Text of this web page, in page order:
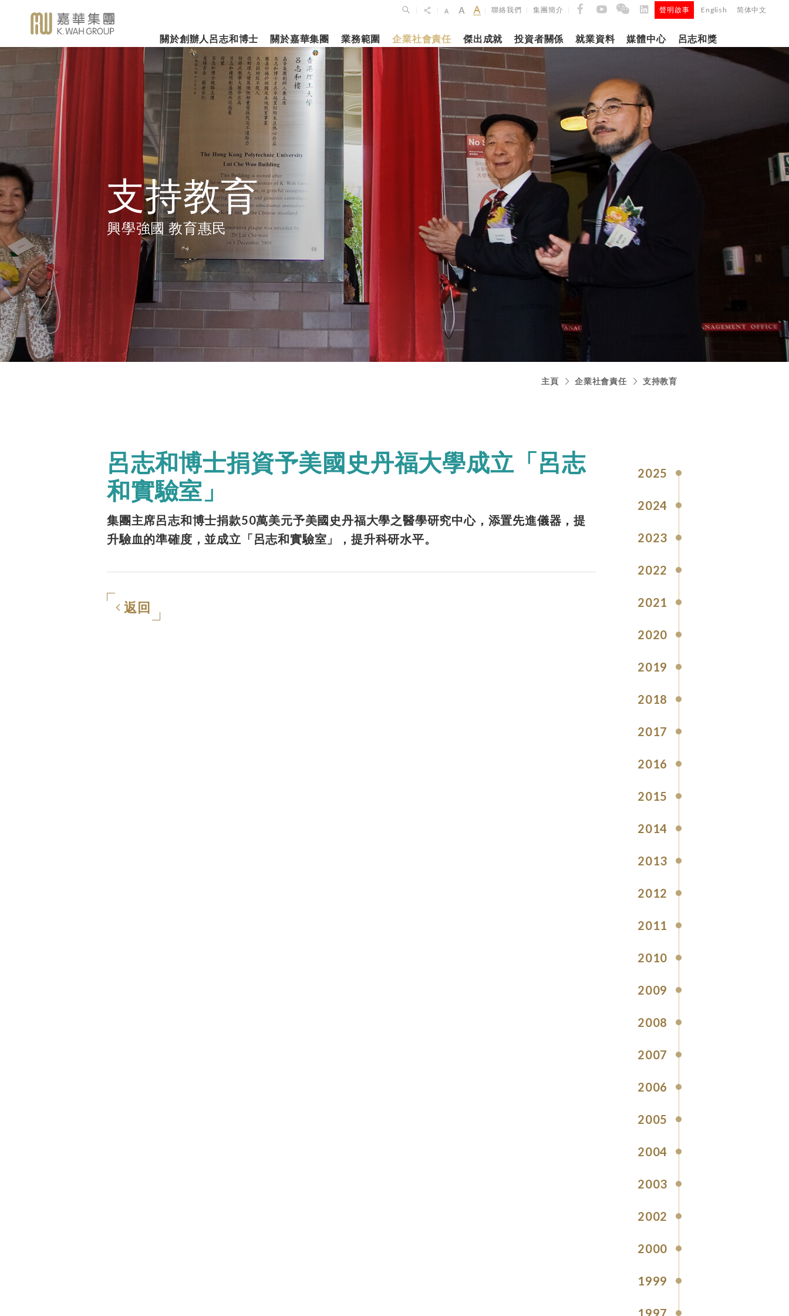
聯絡我們 集團簡介 聲明啟事 English 简体中文
關於創辦人呂志和博士
事業里程
關於嘉華集團
集團簡介
創辦人呂志和博士簡介
管理層
業務範圍
業務概覽
房地產 建築材料
企業社會責任
企業社會責任
樂助社群
環境保護
支持教育
推廣文康
關懷員工
環境、社會及管治報告
新聞焦點
2023年10月19日
上海交通大學「呂
志和科學園」正式
揭幕
更多內容
傑出成就 投資者關係
嘉華國際集團有限公司
（股份代號：00173）
銀河娛樂集團有限公司
（股份代號：00027）
投資者聯繫
就業資料
企業文化
工作與生活平衡
職位空缺
媒體中心
深切懷念呂志和
博士 - 消息發布
「一嘉人」專欄
新聞稿
《嘉天下通訊》
及專題故事
影片庫
圖片庫
媒體查詢
新聞焦點
2026年3月27日
嘉華國際公佈2025年全年
業績業務維持平穩發展
更多內容
2026年2月26日
銀娛公佈2025年第四季度
及全年業績
更多內容
呂志和獎
支持教育
興學強國 教育惠民
主頁 企業社會責任 支持教育
2025
2024
2023
2022
2021
2020
2019
2018
2017
2016
2015
2014
2013
2012
2011
2010
2009
2008
2007
2006
2005
2004
2003
2002
2000
1999
1997
呂志和博士捐資予美國史丹福大學成立「呂志
和實驗室」
集團主席呂志和博士捐款50萬美元予美國史丹福大學之醫學研究中心，添置先進儀器，提
升驗血的準確度，並成立「呂志和實驗室」，提升科研水平。
返回